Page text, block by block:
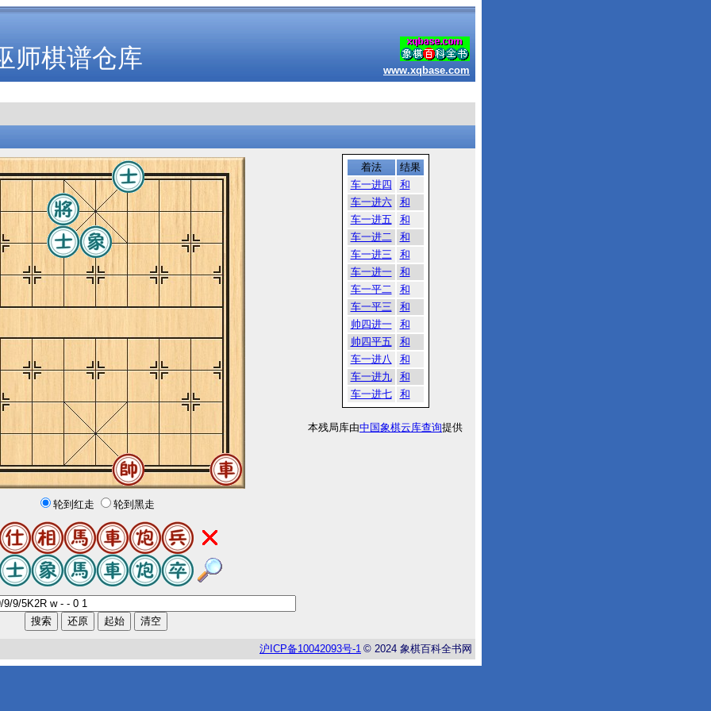
师棋谱仓库 www.xqbase.com
轮到红走 轮到黑走
着法
结果
车一进四
和
车一进六
和
车一进五
和
车一进二
和
车一进三
和
车一进一
和
车一平二
和
车一平三
和
帅四进一
和
帅四平五
和
车一进八
和
车一进九
和
车一进七
和
本残局库由中国象棋云库查询提供
沪 ICP备10042093号-1 © 2024 象棋百科全书网